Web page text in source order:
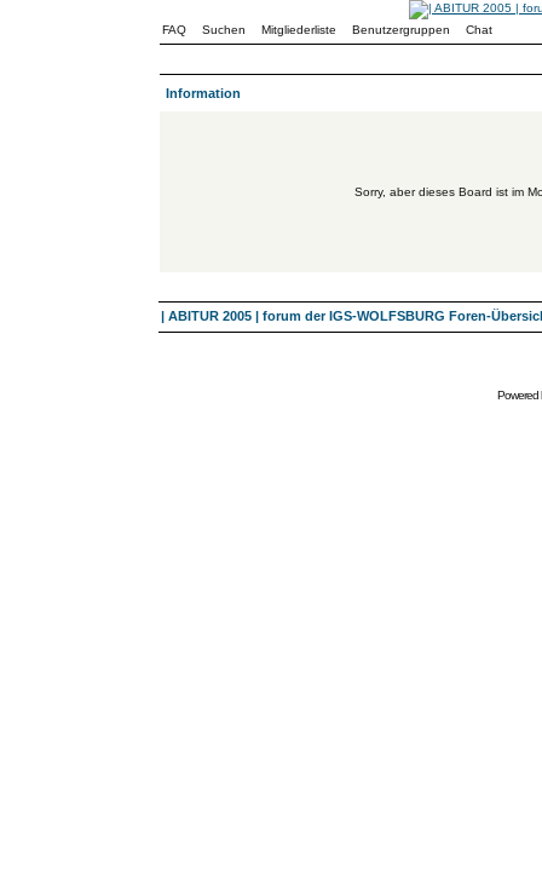
FAQ Suchen Mitgliederliste Benutzergruppen Chat
Information
Sorry, aber dieses Board ist im
| ABITUR 2005 | forum der IGS-WOLFSBURG Foren-
Powered